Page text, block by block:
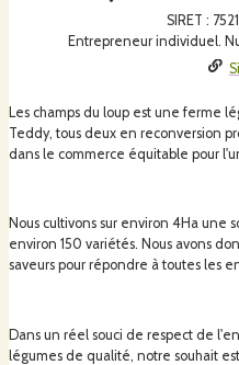
SIRET :
Entrepreneur individuel.
Les champs du loup est une ferme
Teddy, tous deux en reconversion
dans le commerce équitable pour
Nous cultivons sur environ 4Ha une
environ 150 variétés. Nous avons
saveurs pour répondre à toutes les
Dans un réel souci de respect de
légumes de qualité, notre souhait